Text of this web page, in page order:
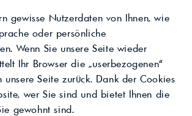
gewisse Nutzerdaten von Ihnen, wie
oder persönliche
Wenn Sie unsere Seite wieder
Ihr Browser die „userbezogenen“
unsere Seite zurück. Dank der Cookies
wer Sie sind und bietet Ihnen die
gewohnt sind.